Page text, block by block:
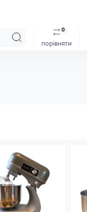
порівняти
0